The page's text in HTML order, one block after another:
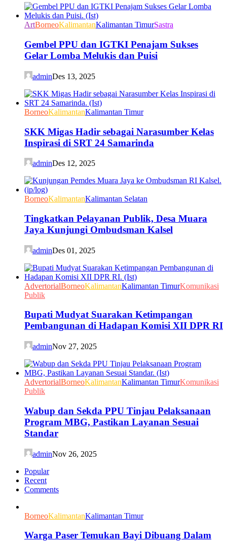
ArtBorneoKalimantanKalimantan TimurSastra
Gembel PPU dan IGTKI Penajam Sukses
Gelar Lomba Melukis dan Puisi
adminDes 13, 2025
BorneoKalimantanKalimantan Timur
SKK Migas Hadir sebagai Narasumber Kelas
Inspirasi di SRT 24 Samarinda
adminDes 12, 2025
BorneoKalimantanKalimantan Selatan
Tingkatkan Pelayanan Publik, Desa Muara
Jaya Kunjungi Ombudsman Kalsel
adminDes 01, 2025
AdvertorialBorneoKalimantanKalimantan TimurKomunikasi
Publik
Bupati Mudyat Suarakan Ketimpangan
Pembangunan di Hadapan Komisi XII DPR RI
adminNov 27, 2025
AdvertorialBorneoKalimantanKalimantan TimurKomunikasi
Publik
Wabup dan Sekda PPU Tinjau Pelaksanaan
Program MBG, Pastikan Layanan Sesuai
Standar
adminNov 26, 2025
Popular
Recent
Comments
BorneoKalimantanKalimantan Timur
Warga Paser Temukan Bayi Dibuang Dalam